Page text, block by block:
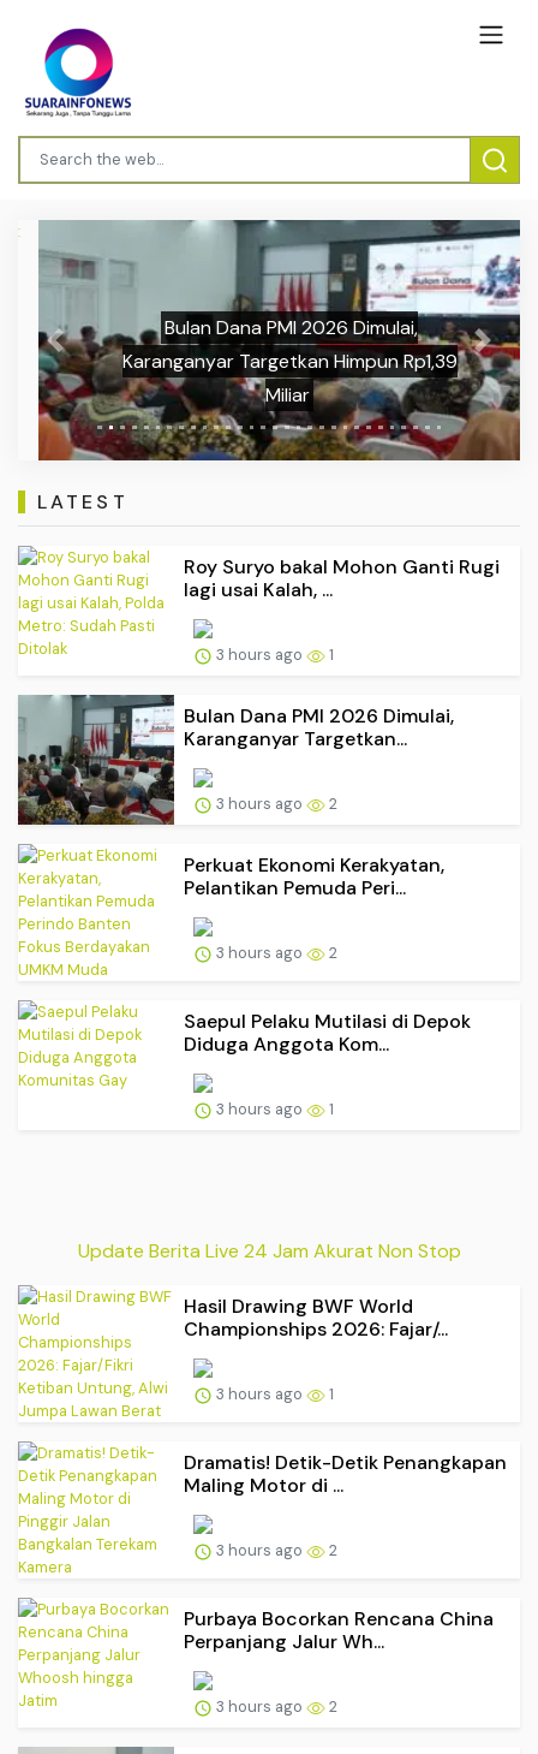
Bulan Dana PMI 2026 Dimulai,
Karanganyar Targetkan Himpun Rp1,39
Miliar
Previous Next
LATEST
Roy Suryo bakal Mohon Ganti Rugi
lagi usai Kalah, ...
3 hours ago 1
Bulan Dana PMI 2026 Dimulai,
Karanganyar Targetkan...
3 hours ago 2
Perkuat Ekonomi Kerakyatan,
Pelantikan Pemuda Peri...
3 hours ago 2
Saepul Pelaku Mutilasi di Depok
Diduga Anggota Kom...
3 hours ago 1
Update Berita Live 24 Jam Akurat Non Stop
Hasil Drawing BWF World
Championships 2026: Fajar/...
3 hours ago 1
Dramatis! Detik-Detik Penangkapan
Maling Motor di ...
3 hours ago 2
Purbaya Bocorkan Rencana China
Perpanjang Jalur Wh...
3 hours ago 2